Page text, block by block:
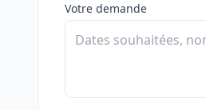
Votre demande